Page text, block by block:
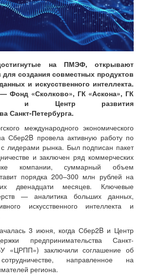
на ПМЭФ, открывают
создания совместных продуктов
и искусственного интеллекта.
Фонд «Сколково», ГК «Аскона», ГК
и Центр развития
Санкт-Петербурга.
международного экономического
Сбер2B провела активную работу по
лидерами рынка. Был подписан пакет
и заключен ряд коммерческих
компании, суммарный объем
порядка 200–300 млн рублей на
двенадцати месяцев. Ключевые
— аналитика больших данных,
искусственного интеллекта и
3 июня, когда Сбер2B и Центр
предпринимательства Санкт-
«ЦРПП») заключили соглашение об
направленное на
региона.